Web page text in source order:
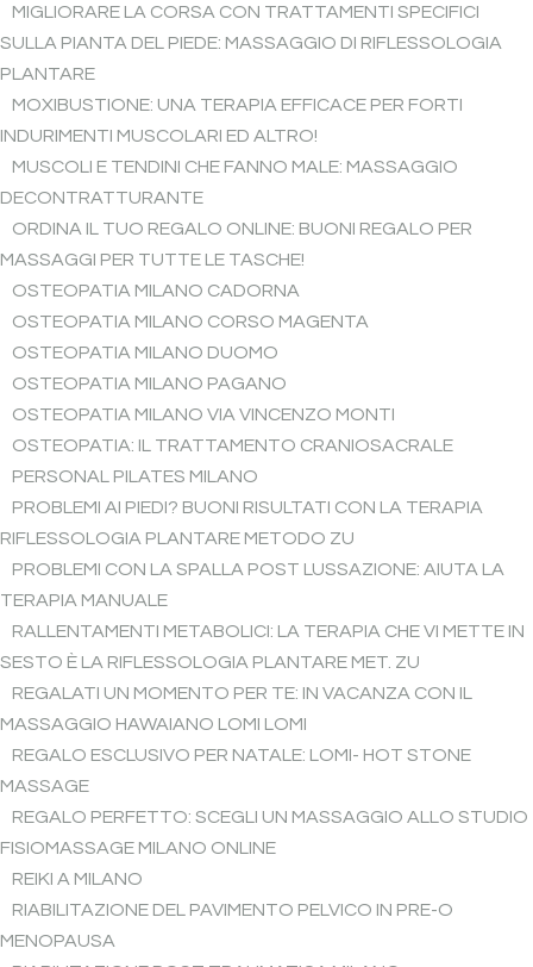
MIGLIORARE LA CORSA CON TRATTAMENTI SPECIFICI
SULLA PIANTA DEL PIEDE: MASSAGGIO DI RIFLESSOLOGIA
PLANTARE
MOXIBUSTIONE: UNA TERAPIA EFFICACE PER FORTI
INDURIMENTI MUSCOLARI ED ALTRO!
MUSCOLI E TENDINI CHE FANNO MALE: MASSAGGIO
DECONTRATTURANTE
ORDINA IL TUO REGALO ONLINE: BUONI REGALO PER
MASSAGGI PER TUTTE LE TASCHE!
OSTEOPATIA MILANO CADORNA
OSTEOPATIA MILANO CORSO MAGENTA
OSTEOPATIA MILANO DUOMO
OSTEOPATIA MILANO PAGANO
OSTEOPATIA MILANO VIA VINCENZO MONTI
OSTEOPATIA: IL TRATTAMENTO CRANIOSACRALE
PERSONAL PILATES MILANO
PROBLEMI AI PIEDI? BUONI RISULTATI CON LA TERAPIA
RIFLESSOLOGIA PLANTARE METODO ZU
PROBLEMI CON LA SPALLA POST LUSSAZIONE: AIUTA LA
TERAPIA MANUALE
RALLENTAMENTI METABOLICI: LA TERAPIA CHE VI METTE IN
SESTO È LA RIFLESSOLOGIA PLANTARE MET. ZU
REGALATI UN MOMENTO PER TE: IN VACANZA CON IL
MASSAGGIO HAWAIANO LOMI LOMI
REGALO ESCLUSIVO PER NATALE: LOMI- HOT STONE
MASSAGE
REGALO PERFETTO: SCEGLI UN MASSAGGIO ALLO STUDIO
FISIOMASSAGE MILANO ONLINE
REIKI A MILANO
RIABILITAZIONE DEL PAVIMENTO PELVICO IN PRE-O
MENOPAUSA